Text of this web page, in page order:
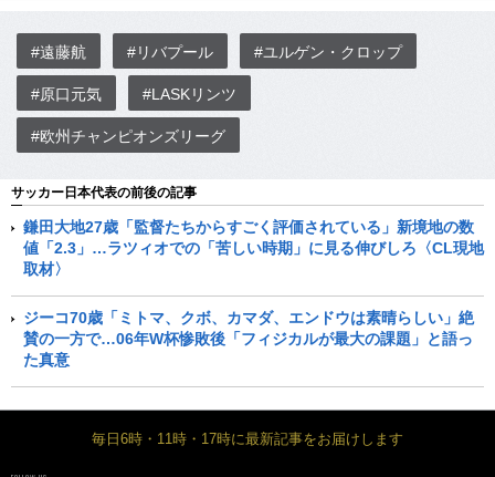
#遠藤航 #リバプール #ユルゲン・クロップ
#原口元気 #LASKリンツ
#欧州チャンピオンズリーグ
サッカー日本代表の前後の記事
鎌田大地27歳「監督たちからすごく評価されている」新境地の数
値「2.3」…ラツィオでの「苦しい時期」に見る伸びしろ〈CL現地
取材〉
ジーコ70歳「ミトマ、クボ、カマダ、エンドウは素晴らしい」絶
賛の一方で…06年W杯惨敗後「フィジカルが最大の課題」と語っ
た真意
毎日6時・11時・17時に最新記事をお届けします